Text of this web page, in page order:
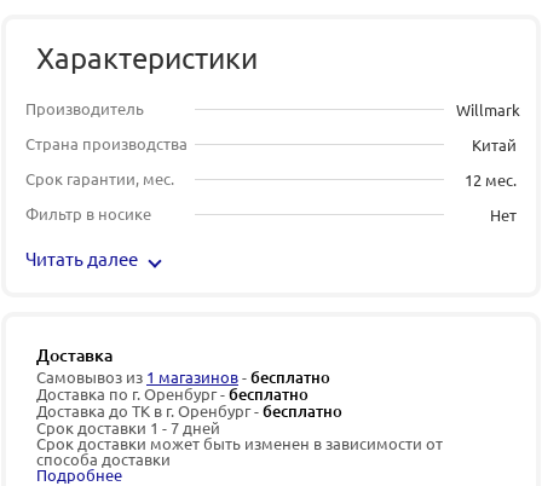
Характеристики
Производитель
Willmark
Страна производства
Китай
Срок гарантии, мес.
12 мес.
Фильтр в носике
Нет
Читать далее
Доставка
Самовывоз из 1 магазинов-бесплатно
Доставка по г. Оренбург -бесплатно
Доставка до ТК в г. Оренбург -бесплатно
Срок доставки 1 - 7 дней
Срок доставки может быть изменен в зависимости от
способа доставки
Подробнее